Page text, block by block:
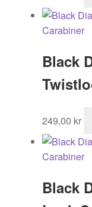
Black
249,00 kr
Black